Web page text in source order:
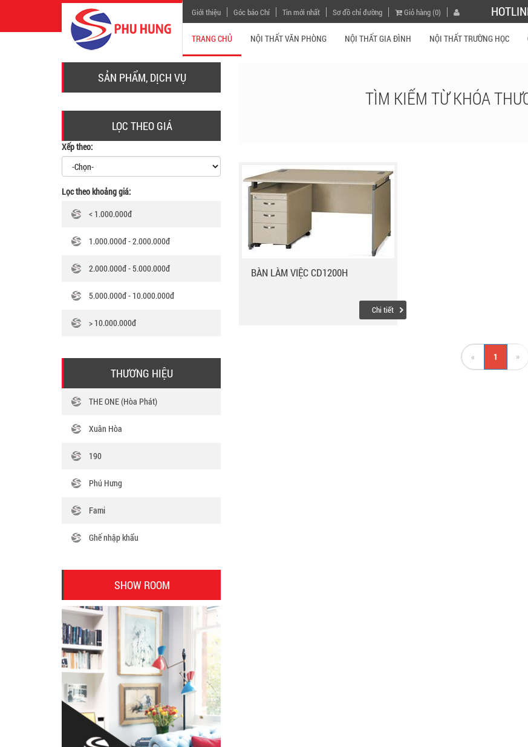
Giới thiệu Góc báo Chí Tin mới nhất Sơ đồ chỉ đường Giỏ hàng (0)
TRANG CHỦ NỘI THẤT VĂN PHÒNG NỘI THẤT GIA ĐÌNH NỘI THẤT TRƯỜNG HỌC
SẢN PHẨM, DỊCH VỤ
LỌC THEO GIÁ
Xếp theo:
Lọc theo khoảng giá:
< 1.000.000đ
1.000.000đ - 2.000.000đ
2.000.000đ - 5.000.000đ
5.000.000đ - 10.000.000đ
> 10.000.000đ
THƯƠNG HIỆU
THE ONE (Hòa Phát)
Xuân Hòa
190
Phú Hưng
Fami
Ghế nhập khẩu
SHOW ROOM
TÌM KIẾM TỪ KHÓA
BÀN LÀM VIỆC CD1200H
Chi tiết
« 1 »